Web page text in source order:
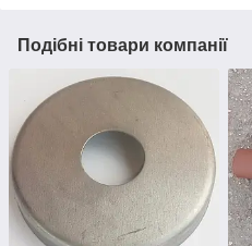
Подібні товари компанії